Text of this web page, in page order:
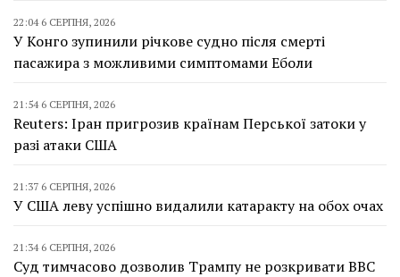
22:04 6 СЕРПНЯ, 2026
У Конго зупинили річкове судно після смерті
пасажира з можливими симптомами Еболи
21:54 6 СЕРПНЯ, 2026
Reuters: Іран пригрозив країнам Перської затоки у
разі атаки США
21:37 6 СЕРПНЯ, 2026
У США леву успішно видалили катаракту на обох очах
21:34 6 СЕРПНЯ, 2026
Суд тимчасово дозволив Трампу не розкривати BBC